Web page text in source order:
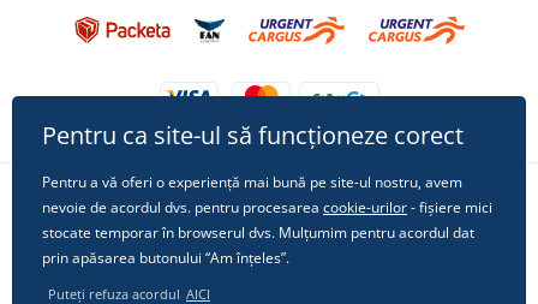
Urmărește-ne pe rețelele sociale
Pentru ca site-ul să funcționeze corect
Pentru a vă oferi o experiență mai bună pe site-ul nostru, avem
nevoie de acordul dvs. pentru procesarea cookie-urilor- fișiere mici
stocate temporar în browserul dvs. Mulțumim pentru acordul dat
prin apăsarea butonului “Am înțeles”.
Puteți refuza acordul AICI